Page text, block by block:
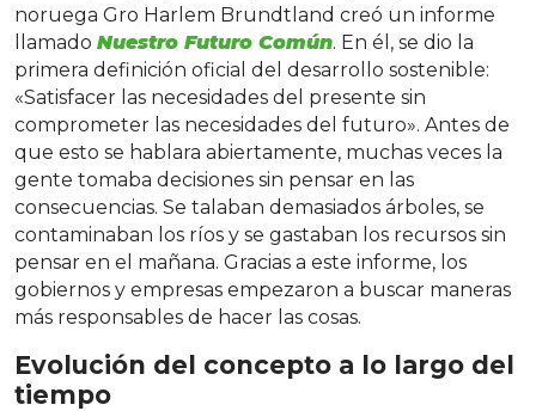
noruega Gro Harlem Brundtland creó un informe
llamado Nuestro Futuro Común. En él, se dio la
primera definición oficial del desarrollo sostenible:
«Satisfacer las necesidades del presente sin
comprometer las necesidades del futuro». Antes de
que esto se hablara abiertamente, muchas veces la
gente tomaba decisiones sin pensar en las
consecuencias. Se talaban demasiados árboles, se
contaminaban los ríos y se gastaban los recursos sin
pensar en el mañana. Gracias a este informe, los
gobiernos y empresas empezaron a buscar maneras
más responsables de hacer las cosas.
Evolución del concepto a lo largo del
tiempo